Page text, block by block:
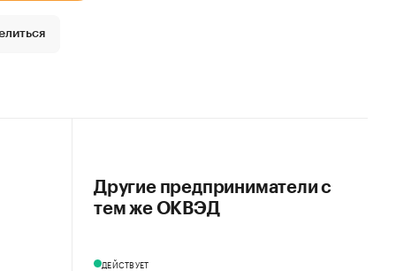
Другие предприниматели с
тем же ОКВЭД
ДЕЙСТВУЕТ